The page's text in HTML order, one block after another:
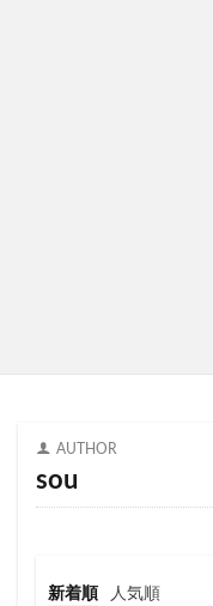
AUTHOR
sou
新着順 人気順